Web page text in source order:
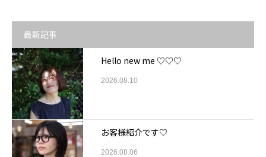
最新記事
Hello new me ♡♡♡
2026.08.10
お客様紹介です♡
2026.08.06